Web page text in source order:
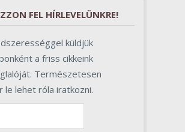
FEL HÍRLEVELÜNKRE!
küldjük
a friss cikkeink
Természetesen
le lehet róla iratkozni.